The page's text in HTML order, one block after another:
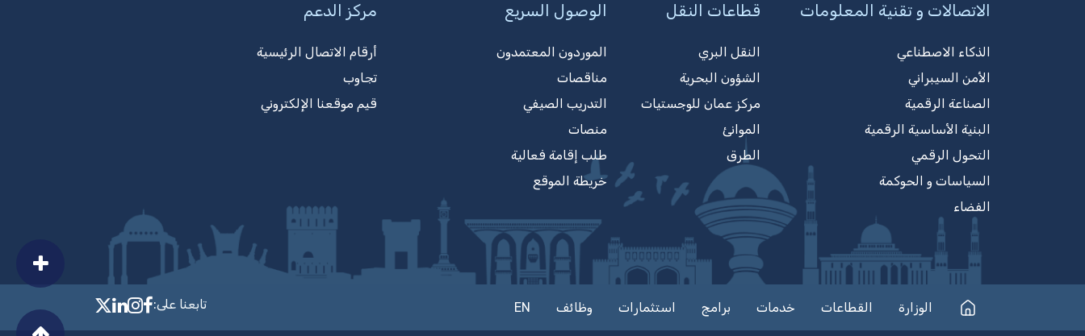
الاتصالات و تقنية المعلومات
الذكاء الاصطناعي
الأمن السيبراني
الصناعة الرقمية
البنية الأساسية الرقمية
التحول الرقمي
السياسات و الحوكمة
الفضاء
قطاعات النقل
النقل البري
الشؤون البحرية
مركز عمان للوجستيات
الموانئ
الطرق
الوصول السريع
الموردون المعتمدون
مناقصات
التدريب الصيفي
منصات
طلب إقامة فعالية
خريطة الموقع
مركز الدعم
أرقام الاتصال الرئيسية
تجاوب
قيم موقعنا الإلكتروني
الوزارة القطاعات خدمات برامج استثمارات وظائف EN تابعنا على: MTCIT on Facebook
MTCIT on Instagram
MTCIT on LinkedIn